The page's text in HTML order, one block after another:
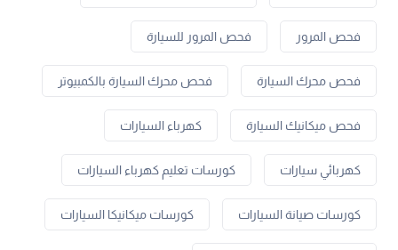
فحص المرور فحص المرور للسيارة
فحص محرك السيارة فحص محرك السيارة بالكمبيوتر
فحص ميكانيك السيارة كهرباء السيارات
كهربائي سيارات كورسات تعليم كهرباء السيارات
كورسات صيانة السيارات كورسات ميكانيكا السيارات